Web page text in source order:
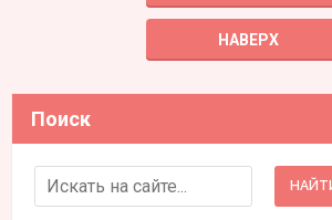
НАВЕРХ
Поиск
Search for: